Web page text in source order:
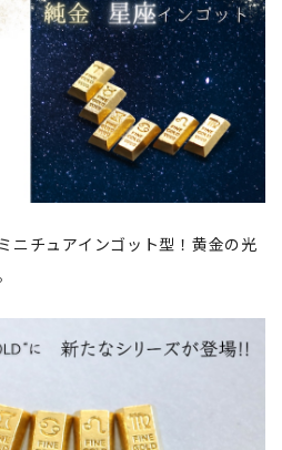
ニチュアインゴット型！黄金の光